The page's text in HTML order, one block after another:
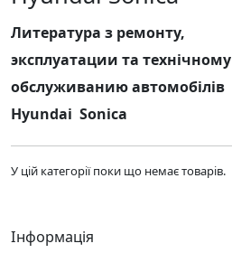
Литература з ремонту,
эксплуатации та технічному
обслуживанию автомобілів
Hyundai Sonica
У цій категорії поки що немає товарів.
Інформація